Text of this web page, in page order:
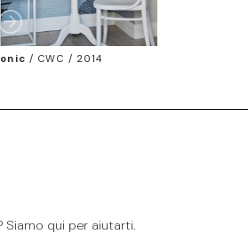
/ CWC / 2014
Siamo qui per aiutarti.